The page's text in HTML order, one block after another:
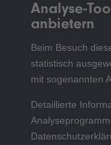
Analyse-
anbietern
Beim Besuch
statistisch
mit sogenannten
Detaillierte